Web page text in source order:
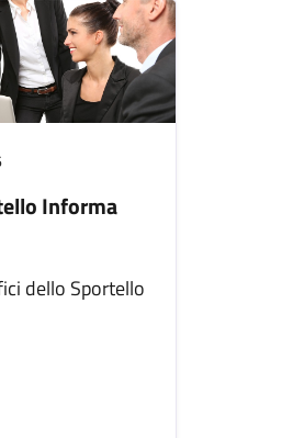
Informa
dello Sportello